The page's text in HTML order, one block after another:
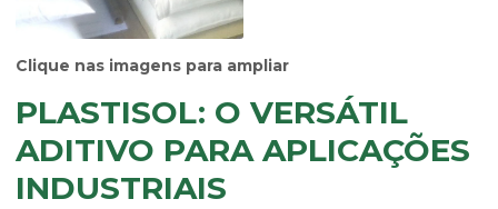
Clique nas imagens para ampliar
PLASTISOL: O VERSÁTIL
ADITIVO PARA APLICAÇÕES
INDUSTRIAIS